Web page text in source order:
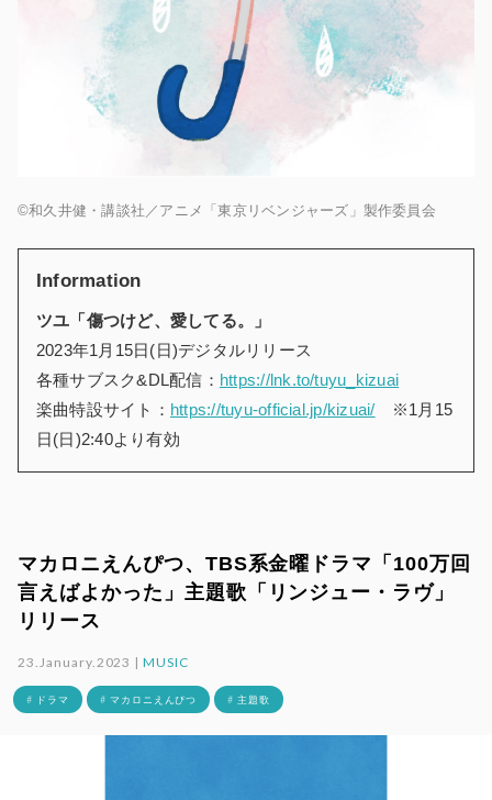
©和久井健・講談社／アニメ「東京リベンジャーズ」製作委員会
Information
ツユ「傷つけど、愛してる。」
2023年1月15日(日)デジタルリリース
各種サブスク&DL配信： https://lnk.to/tuyu_kizuai
楽曲特設サイト： https://tuyu-official.jp/kizuai/ ※1月15
日(日)2:40より有効
マカロニえんぴつ、TBS系金曜ドラマ「100万回
言えばよかった」主題歌「リンジュー・ラヴ」
リリース
23.January.2023 |MUSIC
# ドラマ # マカロニえんぴつ # 主題歌